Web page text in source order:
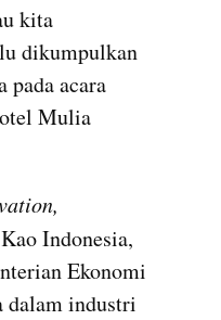
kita
dikumpulkan
pada acara
Mulia
Indonesia,
Ekonomi
dalam industri